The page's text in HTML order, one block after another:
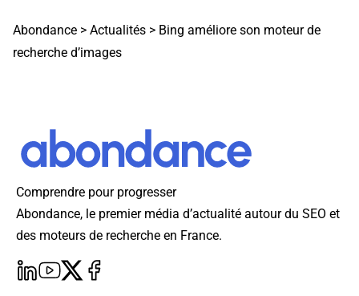
Abondance > Actualités > Bing améliore son moteur de
recherche d’images
Comprendre pour progresser
Abondance, le premier média d’actualité autour du SEO et
des moteurs de recherche en France.